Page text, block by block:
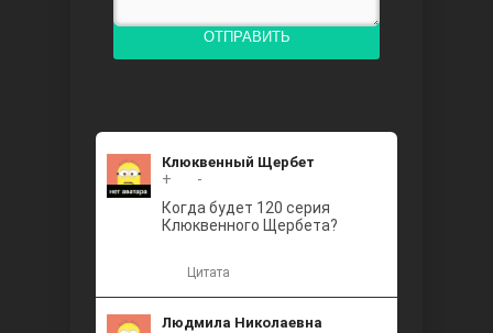
ОТПРАВИТЬ
Клюквенный Щербет
+
-
Когда будет 120 серия
Клюквенного Щербета?
Цитата
Людмила Николаевна